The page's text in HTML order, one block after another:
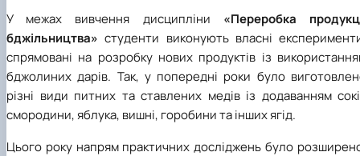
У межах вивчення дисципліни «Переробка
бджільництва» студенти виконують власні
спрямовані на розробку нових продуктів із
бджолиних дарів. Так, у попередні роки було
різні види питних та ставлених медів із додаванням
смородини, яблука, вишні, горобини та інших ягід.
Цього року напрям практичних досліджень було